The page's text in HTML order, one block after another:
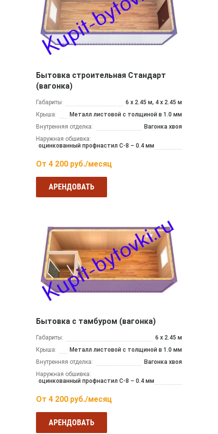
Бытовка строительная Стандарт
(вагонка)
Габариты:
6 х 2.45 м, 4 х 2.45 м
Крыша:
Металл листовой с толщиной в 1.0 мм
Внутренняя отделка:
Вагонка хвоя
Наружная обшивка:
оцинкованный профнастил С-8 – 0.4 мм
От 4 200 руб./месяц
АРЕНДОВАТЬ
Бытовка с тамбуром (вагонка)
Габариты:
6 х 2.45 м
Крыша:
Металл листовой с толщиной в 1.0 мм
Внутренняя отделка:
Вагонка хвоя
Наружная обшивка:
оцинкованный профнастил С-8 – 0.4 мм
От 4 200 руб./месяц
АРЕНДОВАТЬ